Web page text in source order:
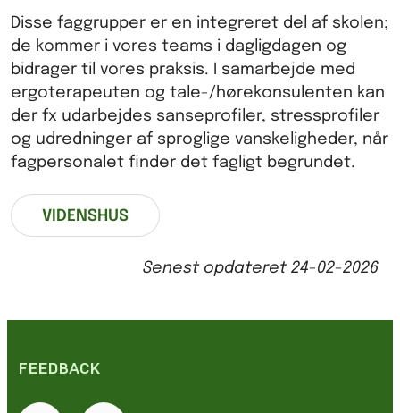
Disse faggrupper er en integreret del af skolen;
de kommer i vores teams i dagligdagen og
bidrager til vores praksis. I samarbejde med
ergoterapeuten og tale-/hørekonsulenten kan
der fx udarbejdes sanseprofiler, stressprofiler
og udredninger af sproglige vanskeligheder, når
fagpersonalet finder det fagligt begrundet.
VIDENSHUS
Senest opdateret 24-02-2026
FEEDBACK